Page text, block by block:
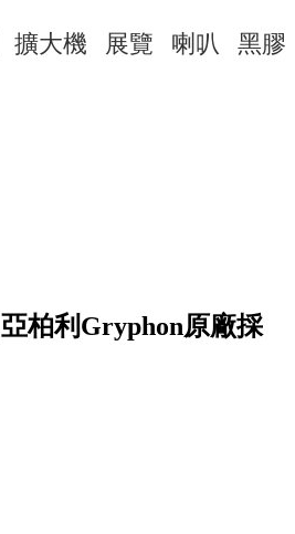
擴大機 展覽 喇叭 黑膠
亞柏利Gryphon原廠採